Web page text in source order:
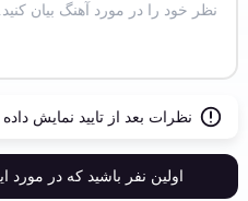
نظرات بعد از تایید نمایش
اولین نفر باشید که در